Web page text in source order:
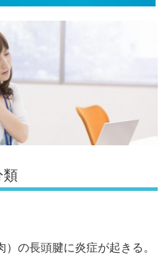
類
の長頭腱に炎症が起きる。